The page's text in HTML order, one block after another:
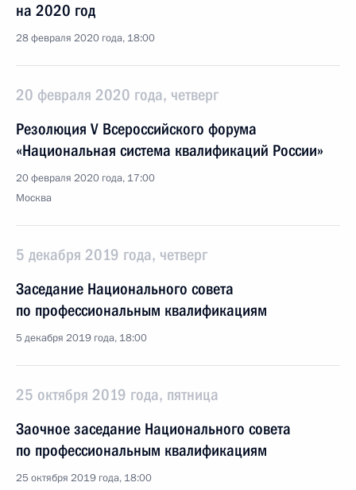
на 2020 год
28 февраля 2020 года, 18:00
20 февраля 2020 года, четверг
Резолюция V Всероссийского форума
«Национальная система квалификаций России»
20 февраля 2020 года, 17:00
Москва
5 декабря 2019 года, четверг
Заседание Национального совета
по профессиональным квалификациям
5 декабря 2019 года, 18:00
25 октября 2019 года, пятница
Заочное заседание Национального совета
по профессиональным квалификациям
25 октября 2019 года, 18:00